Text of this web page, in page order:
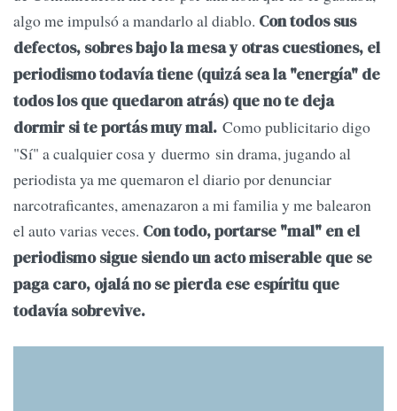
algo me impulsó a mandarlo al diablo. Con todos sus
defectos, sobres bajo la mesa y otras cuestiones, el
periodismo todavía tiene (quizá sea la "energía" de
todos los que quedaron atrás) que no te deja
dormir si te portás muy mal. Como publicitario digo
"Sí" a cualquier cosa y duermo sin drama, jugando al
periodista ya me quemaron el diario por denunciar
narcotraficantes, amenazaron a mi familia y me balearon
el auto varias veces. Con todo, portarse "mal" en el
periodismo sigue siendo un acto miserable que se
paga caro, ojalá no se pierda ese espíritu que
todavía sobrevive.